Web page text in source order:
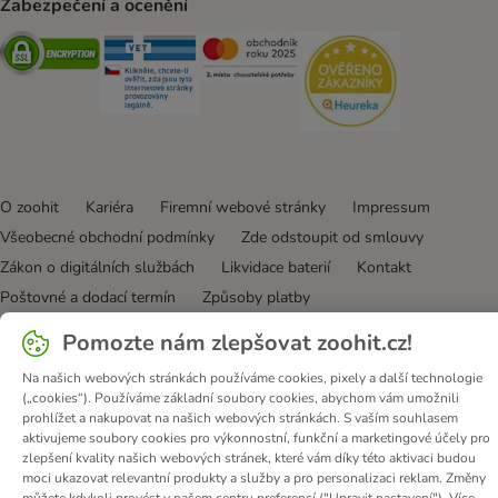
Zabezpečení a ocenění
Security Security Security
O zoohit Kariéra Firemní webové stránky
Impressum
Všeobecné obchodní podmínky
Zde odstoupit od smlouvy
Zákon o digitálních službách
Likvidace baterií
Kontakt
Poštovné a dodací termín
Způsoby platby
Partnerský program
Ochrana osobních údajů
Ochrana osobních údajů
Prohlášení o přístupnosti
© zooplus SE2026
Pomozte nám zlepšovat zoohit.cz!
Na našich webových stránkách používáme cookies, pixely a další technologie
(„cookies“). Používáme základní soubory cookies, abychom vám umožnili
prohlížet a nakupovat na našich webových stránkách. S vaším souhlasem
aktivujeme soubory cookies pro výkonnostní, funkční a marketingové účely pro
zlepšení kvality našich webových stránek, které vám díky této aktivaci budou
moci ukazovat relevantní produkty a služby a pro personalizaci reklam. Změny